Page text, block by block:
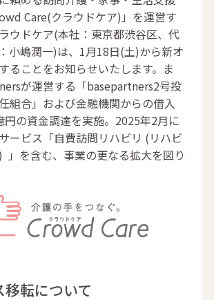
Care(クラウドケア)」を運営す
ウドケア(本社：東京都渋谷区、代
小嶋潤一)は、1月18日(土)から新オ
ることをお知らせいたします。ま
が運営する「basepartners2号投
組合」および金融機関からの借入
円の資金調達を実施。2025年2月に
ービス「自費訪問リハビリ (リハビ
」を含む、事業の更なる拡大を図り
移転について